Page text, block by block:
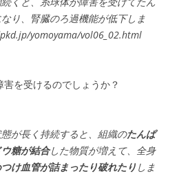
り、腎臓のろ過機能が低下しま
yomoyama/vol06_02.html
を受けるのでしょうか？
が長く持続すると、組織のたんぱ
糖が結合した物質が増えて、全身
け血管が詰まったり破れたり しま